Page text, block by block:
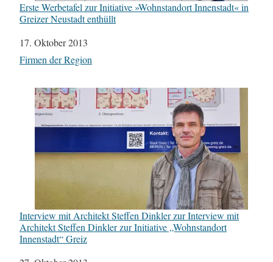
Erste Werbetafel zur Initiative »Wohnstandort Innenstadt« in
Greizer Neustadt enthüllt
Datum
17. Oktober 2013
In Bezug auf
Firmen der Region
Interview mit Architekt Steffen Dinkler zur Interview mit
Architekt Steffen Dinkler zur Initiative „Wohnstandort
Innenstadt“ Greiz